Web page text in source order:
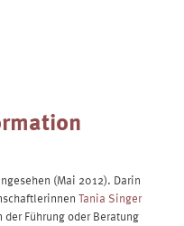
(Mai 2012). Darin
Tania Singer
Führung oder Beratung